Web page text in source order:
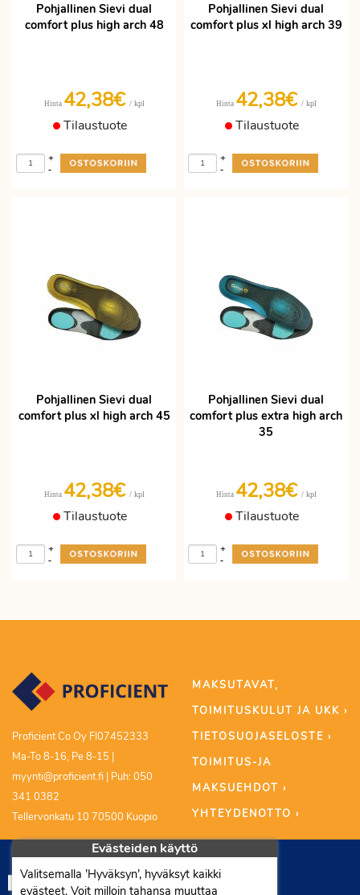
Pohjallinen Sievi dual
comfort plus high arch 48
Hinta 42,38€ / kpl
Tilaustuote
-
+
Pohjallinen Sievi dual
comfort plus xl high arch 39
Hinta 42,38€ / kpl
Tilaustuote
-
+
Pohjallinen Sievi dual
comfort plus xl high arch 45
Hinta 42,38€ / kpl
Tilaustuote
-
+
Pohjallinen Sievi dual
comfort plus extra high arch
35
Hinta 42,38€ / kpl
Tilaustuote
-
+
Proficient Co Oy FI07452333
Ma-To 8-16, Pe 8-15 |
myynti@proficient.fi | Puh: 050
341 0382
Tellervonkatu 10 70500 Kuopio
MAKSUTAVAT,
TOIMITUSKULUT JA UKK ›
TIETOSUOJASELOSTE ›
TOIMITUS-JA
MAKSUEHDOT ›
YHTEYDENOTTO ›
Evästeiden käyttö
Valitsemalla ’Hyväksyn’, hyväksyt kaikki
evästeet. Voit milloin tahansa muuttaa